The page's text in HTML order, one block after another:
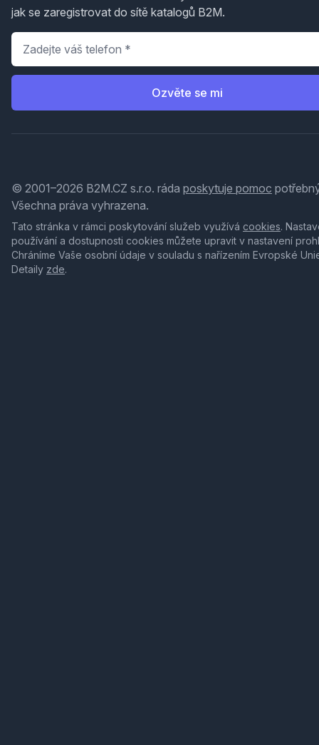
jak se zaregistrovat do sítě katalogů B2M.
Telefon
Ozvěte se mi
© 2001–2026 B2M.CZ s.r.o. ráda poskytuje pomoc
Všechna práva vyhrazena.
Tato stránka v rámci poskytování služeb využívá cookies.
používání a dostupnosti cookies můžete upravit v nastavení
Chráníme Vaše osobní údaje v souladu s nařízením Evropské
Detaily zde.